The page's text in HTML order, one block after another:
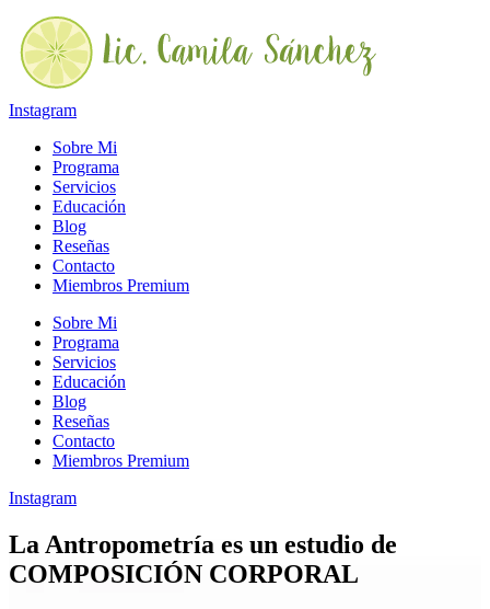
contenido
Instagram
Sobre Mi
Programa
Servicios
Educación
Blog
Reseñas
Contacto
Miembros Premium
Sobre Mi
Programa
Servicios
Educación
Blog
Reseñas
Contacto
Miembros Premium
Instagram
La Antropometría es un estudio de
COMPOSICIÓN CORPORAL